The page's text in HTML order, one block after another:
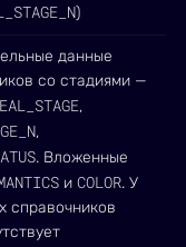
)
данные
со стадиями —
,
,
. Вложенные
и COLOR. У
справочников